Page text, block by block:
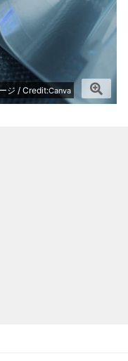
ジ / Credit:Canva